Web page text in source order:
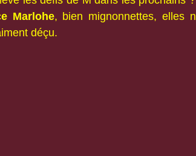
Marlohe, bien mignonnettes, elles
déçu.